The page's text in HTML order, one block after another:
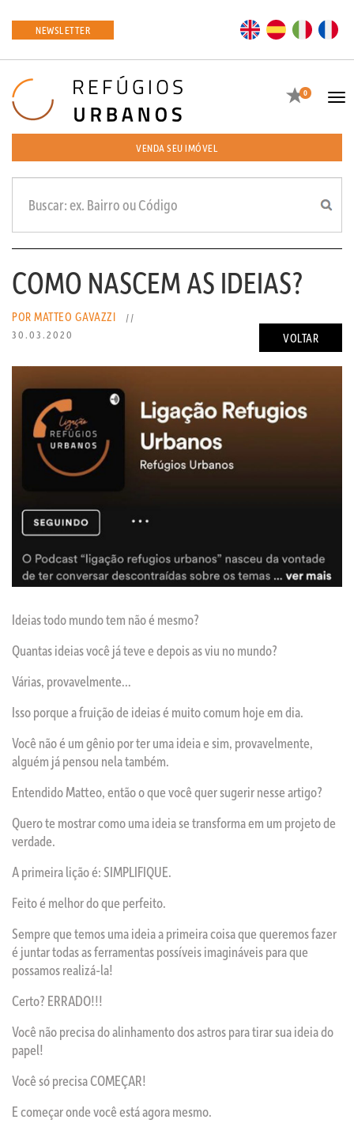
NEWSLETTER EN ES
Favoritos
0
VENDA SEU IMÓVEL
COMO NASCEM AS IDEIAS?
VOLTAR
POR MATTEO GAVAZZI
//
30.03.2020
Ideias todo mundo tem não é mesmo?
Quantas ideias você já teve e depois as viu no mundo?
Várias, provavelmente…
Isso porque a fruição de ideias é muito comum hoje em dia.
Você não é um gênio por ter uma ideia e sim, provavelmente,
alguém já pensou nela também.
Entendido Matteo, então o que você quer sugerir nesse artigo?
Quero te mostrar como uma ideia se transforma em um projeto de
verdade.
A primeira lição é: SIMPLIFIQUE.
Feito é melhor do que perfeito.
Sempre que temos uma ideia a primeira coisa que queremos fazer
é juntar todas as ferramentas possíveis imagináveis para que
possamos realizá-la!
Certo? ERRADO!!!
Você não precisa do alinhamento dos astros para tirar sua ideia do
papel!
Você só precisa COMEÇAR!
E começar onde você está agora mesmo.